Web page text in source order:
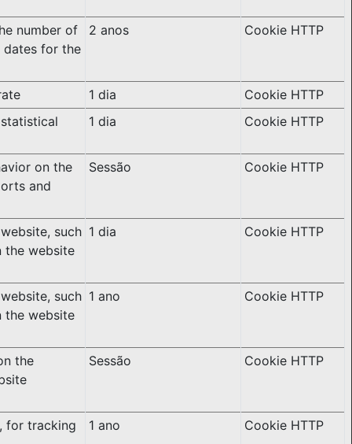
number of
dates for the
2 anos Cookie HTTP
1 dia
Cookie HTTP
1 dia Cookie HTTP
on the
and
Sessão Cookie HTTP
such
the website
1 dia Cookie HTTP
such
the website
1 ano Cookie HTTP
the
Sessão Cookie HTTP
for tracking 1 ano Cookie HTTP